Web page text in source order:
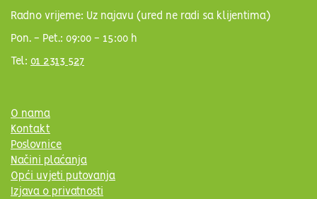
Radno vrijeme: Uz najavu (ured ne radi sa klijentima)
Pon. - Pet.: 09:00 - 15:00 h
Tel: 01 2313 527
O nama
Kontakt
Poslovnice
Načini plaćanja
Opći uvjeti putovanja
Izjava o privatnosti